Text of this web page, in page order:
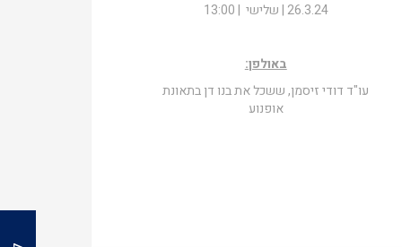
26.3.24 | שלישי | 13:00
באולפן:
עו"ד דודי זיסמן, ששכל את בנו דן בתאונת
אופנוע